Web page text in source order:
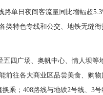
单日夜间客流量同比增幅超
类特色专线和公交、地铁无缝
四广场、奥帆中心、情人坝等
前往各大商业区品尝美食、购
乘；408路线与地铁2号线、3